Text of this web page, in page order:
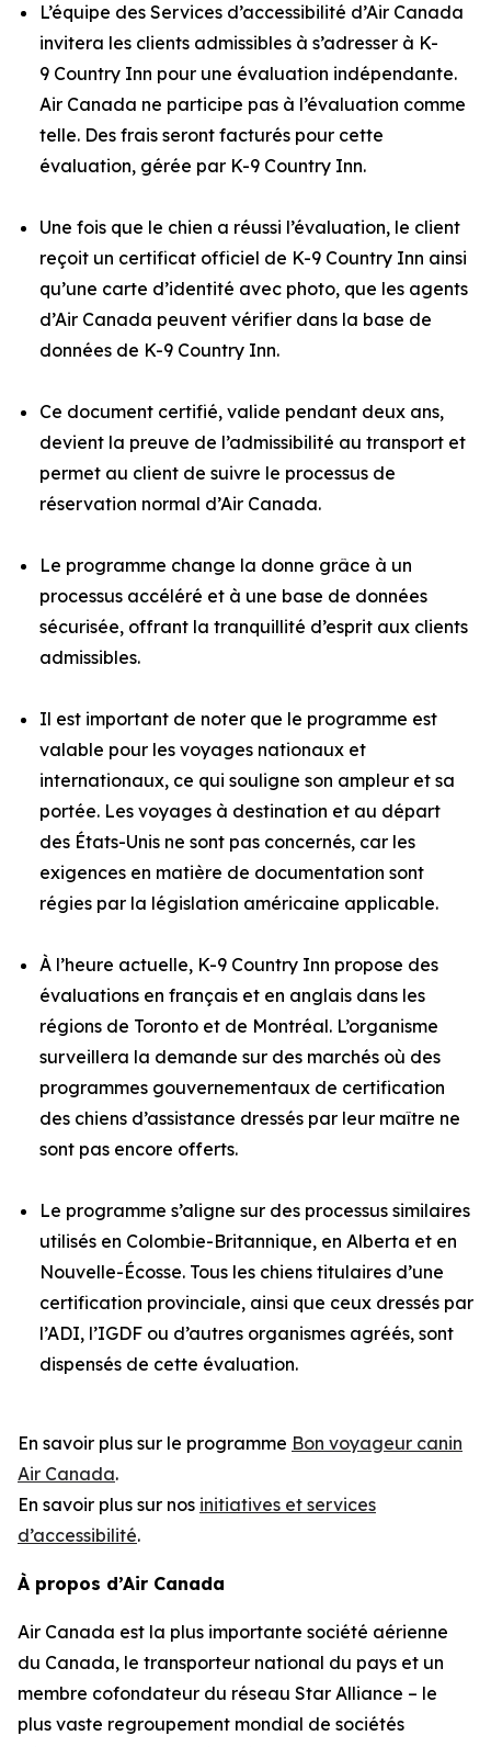
L’équipe des Services d’accessibilité d’Air Canada
invitera les clients admissibles à s’adresser à K-
9 Country Inn pour une évaluation indépendante.
Air Canada ne participe pas à l’évaluation comme
telle. Des frais seront facturés pour cette
évaluation, gérée par K-9 Country Inn.
Une fois que le chien a réussi l’évaluation, le client
reçoit un certificat officiel de K-9 Country Inn ainsi
qu’une carte d’identité avec photo, que les agents
d’Air Canada peuvent vérifier dans la base de
données de K-9 Country Inn.
Ce document certifié, valide pendant deux ans,
devient la preuve de l’admissibilité au transport et
permet au client de suivre le processus de
réservation normal d’Air Canada.
Le programme change la donne grâce à un
processus accéléré et à une base de données
sécurisée, offrant la tranquillité d’esprit aux clients
admissibles.
Il est important de noter que le programme est
valable pour les voyages nationaux et
internationaux, ce qui souligne son ampleur et sa
portée. Les voyages à destination et au départ
des États-Unis ne sont pas concernés, car les
exigences en matière de documentation sont
régies par la législation américaine applicable.
À l’heure actuelle, K-9 Country Inn propose des
évaluations en français et en anglais dans les
régions de Toronto et de Montréal. L’organisme
surveillera la demande sur des marchés où des
programmes gouvernementaux de certification
des chiens d’assistance dressés par leur maître ne
sont pas encore offerts.
Le programme s’aligne sur des processus similaires
utilisés en Colombie-Britannique, en Alberta et en
Nouvelle-Écosse. Tous les chiens titulaires d’une
certification provinciale, ainsi que ceux dressés par
l’ADI, l’IGDF ou d’autres organismes agréés, sont
dispensés de cette évaluation.
En savoir plus sur le programme Bon voyageur canin
Air Canada.
En savoir plus sur nos initiatives et services
d’accessibilité.
À propos d’Air Canada
Air Canada est la plus importante société aérienne
du Canada, le transporteur national du pays et un
membre cofondateur du réseau Star Alliance – le
plus vaste regroupement mondial de sociétés